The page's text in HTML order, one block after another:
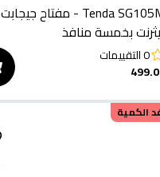
Tenda SG105M - مفتاح جيجابت
بخمسة منافذ
0التقييمات
الكمية